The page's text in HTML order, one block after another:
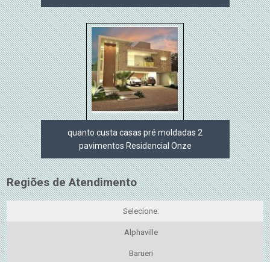
quanto custa casas pré moldadas 2
pavimentos Residencial Onze
Regiões de Atendimento
Selecione:
Alphaville
Barueri